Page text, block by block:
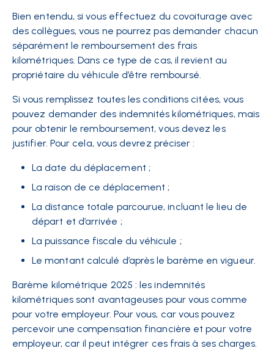
Bien entendu, si vous effectuez du covoiturage avec
des collègues, vous ne pourrez pas demander chacun
séparément le remboursement des frais
kilométriques. Dans ce type de cas, il revient au
propriétaire du véhicule d’être remboursé.
Si vous remplissez toutes les conditions citées, vous
pouvez demander des indemnités kilométriques, mais
pour obtenir le remboursement, vous devez les
justifier. Pour cela, vous devrez préciser :
La date du déplacement ;
La raison de ce déplacement ;
La distance totale parcourue, incluant le lieu de
départ et d’arrivée ;
La puissance fiscale du véhicule ;
Le montant calculé d’après le barème en vigueur.
Barème kilométrique 2025 : les indemnités
kilométriques sont avantageuses pour vous comme
pour votre employeur. Pour vous, car vous pouvez
percevoir une compensation financière et pour votre
employeur, car il peut intégrer ces frais à ses charges.